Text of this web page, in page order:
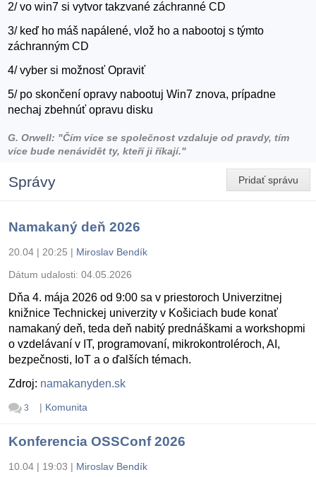
2/ vo win7 si vytvor takzvané záchranné CD
3/ keď ho máš napálené, vlož ho a nabootoj s týmto
záchranným CD
4/ vyber si možnosť Opraviť
5/ po skončení opravy nabootuj Win7 znova, prípadne
nechaj zbehnúť opravu disku
G. Orwell: "Čím více se společnost vzdaluje od pravdy, tím
více bude nenávidět ty, kteří ji říkají."
Pridať správu
Správy
Namakaný deň 2026
20.04 | 20:25 | Miroslav Bendík
Dátum udalosti: 04.05.2026
Dňa 4. mája 2026 od 9:00 sa v priestoroch Univerzitnej
knižnice Technickej univerzity v Košiciach bude konať
namakaný deň, teda deň nabitý prednáškami a workshopmi
o vzdelávaní v IT, programovaní, mikrokontroléroch, AI,
bezpečnosti, IoT a o ďalších témach.
Zdroj: namakanyden.sk
3 | Komunita
Konferencia OSSConf 2026
10.04 | 19:03 | Miroslav Bendík